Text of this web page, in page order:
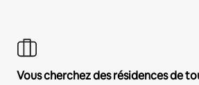
Vous cherchez des résidences de